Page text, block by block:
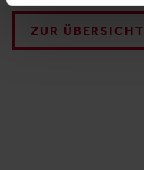
ZUR ÜBERSICHT